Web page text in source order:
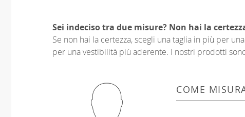
Sei indeciso tra due misure? Non hai la
Se non hai la certezza, scegli una taglia in più per
per una vestibilità più aderente. I nostri prodotti
COME